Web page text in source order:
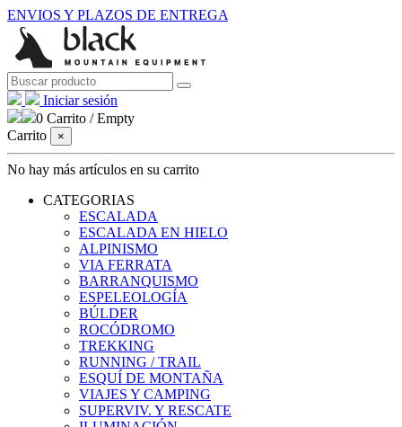
ENVIOS Y PLAZOS DE ENTREGA
Iniciar sesión
0 Carrito /Empty
Carrito
×
No hay más artículos en su carrito
CATEGORIAS
ESCALADA
ESCALADA EN HIELO
ALPINISMO
VIA FERRATA
BARRANQUISMO
ESPELEOLOGÍA
BÚLDER
ROCÓDROMO
TREKKING
RUNNING / TRAIL
ESQUÍ DE MONTAÑA
VIAJES Y CAMPING
SUPERVIV. Y RESCATE